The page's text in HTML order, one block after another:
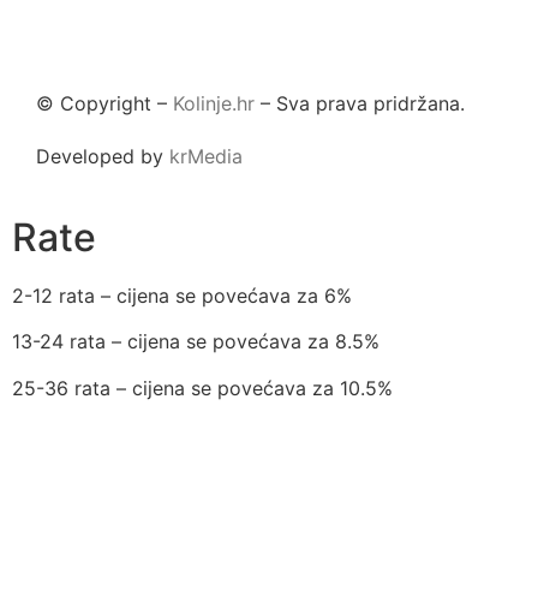
© Copyright – Kolinje.hr – Sva prava pridržana.
Developed by krMedia
Rate
2-12 rata – cijena se povećava za 6%
13-24 rata – cijena se povećava za 8.5%
25-36 rata – cijena se povećava za 10.5%